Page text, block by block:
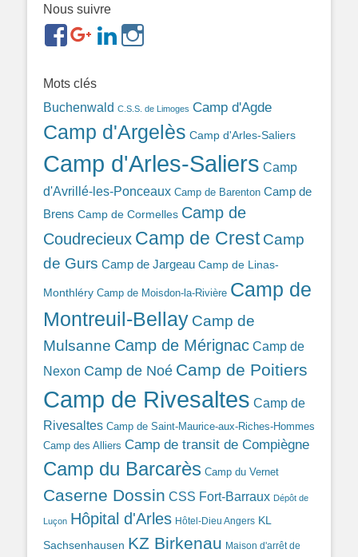
Nous suivre
https://www.facebook.com/groups/
ref=br_rs
https://plus.google.com/b/
https://www.linkedin.com/in/gigi-
bonin-
Mots clés
Buchenwald C.S.S. de Limoges Camp d'Agde
Camp d'Argelès Camp d'Arles-Saliers
Camp d'Arles-Saliers Camp
d'Avrillé-les-Ponceaux Camp de Barenton Camp de
Brens Camp de Cormelles Camp de
Coudrecieux Camp de Crest Camp
de Gurs Camp de Jargeau Camp de Linas-
Monthléry Camp de Moisdon-la-Rivière Camp de
Montreuil-Bellay Camp de
Mulsanne Camp de Mérignac Camp de
Nexon Camp de Noé Camp de Poitiers
Camp de Rivesaltes Camp de
Rivesaltes Camp de Saint-Maurice-aux-Riches-Hommes
Camp des Alliers Camp de transit de Compiègne
Camp du Barcarès Camp du Vernet
Caserne Dossin CSS Fort-Barraux Dépôt de
Luçon Hôpital d'Arles Hôtel-Dieu Angers KL
Sachsenhausen KZ Birkenau Maison d'arrêt de